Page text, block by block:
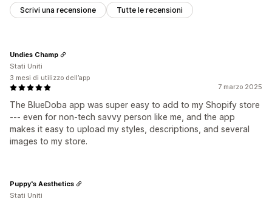
Scrivi una recensione Tutte le recensioni
7 marzo 2025
The BlueDoba app was super easy to add to my Shopify store
--- even for non-tech savvy person like me, and the app
makes it easy to upload my styles, descriptions, and several
images to my store.
Undies Champ
Stati Uniti
3 mesi di utilizzo dell’app
Puppy's Aesthetics
Stati Uniti